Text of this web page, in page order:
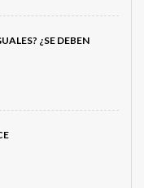
¿SE DEBEN